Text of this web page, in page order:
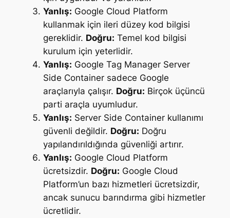
Yanlış: Google Cloud Platform
kullanmak için ileri düzey kod bilgisi
gereklidir. Doğru: Temel kod bilgisi
kurulum için yeterlidir.
Yanlış: Google Tag Manager Server
Side Container sadece Google
araçlarıyla çalışır. Doğru: Birçok üçüncü
parti araçla uyumludur.
Yanlış: Server Side Container kullanımı
güvenli değildir. Doğru: Doğru
yapılandırıldığında güvenliği artırır.
Yanlış: Google Cloud Platform
ücretsizdir. Doğru: Google Cloud
Platform’un bazı hizmetleri ücretsizdir,
ancak sunucu barındırma gibi hizmetler
ücretlidir.